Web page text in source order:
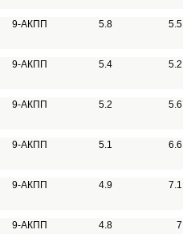
9-АКПП 5.8
5.5
9-АКПП 5.4
5.2
9-АКПП 5.2
5.6
9-АКПП 5.1
6.6
9-АКПП 4.9
7.1
9-АКПП 4.8
7